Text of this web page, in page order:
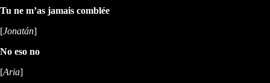
Tu ne m’as jamais comblée
[Jonatán]
No eso no
[Aria]